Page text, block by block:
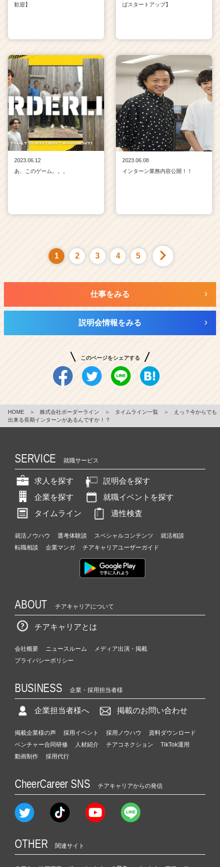
歓迎】
ばスタートアップ】
2023.06.12
あ、このゲーム。。。
2023.06.08
インターン業務内容公開！！
1 2 3 4 5
仕事をみる
説明会情報をみる
このページをシェアする
HOME ＞ 株式会社ボーダーライン ＞ タイムライン一覧 ＞
えっ？今からでも
出来る長期インターンがあるんですか！？
SERVICE 就職サービス
求人を探す
説明会を探す
企業を探す
就職イベントを探す
タイムライン
適性検査
就活ノウハウ 選考体験談 スペシャルコンテンツ
就活相談
転職相談
企業マンガ チアキャリアユーザーガイド
ABOUT チアキャリアについて
チアキャリアとは
会社概要 ニュースルーム
メディア出演・掲載
プライバシーポリシー
BUSINESS 企業・採用担当者様
企業担当者様へ 掲載のお問い合わせ
掲載企業様の声 採用イベント 採用ノウハウ
資料ダウンロード
ベンチャー合同研修
人材紹介 チアコネクション
TikTok運用
動画制作
採用代行
CheerCareer SNS チアキャリアからの発信
OTHER 関連サイト